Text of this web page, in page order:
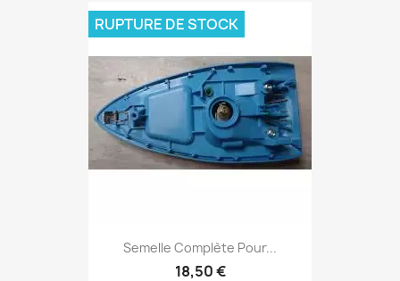
Semelle Complète Pour...
18,50 €
RUPTURE DE STOCK